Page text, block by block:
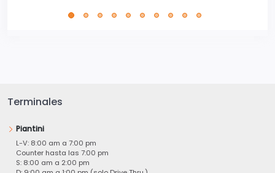
Terminales
Piantini
L-V: 8:00 am a 7:00 pm
Counter hasta las 7:00 pm
S: 8:00 am a 2:00 pm